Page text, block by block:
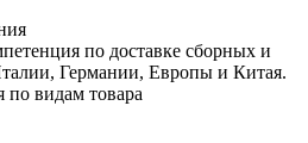
по доставке сборных и
Германии, Европы и Китая.
по видам товара